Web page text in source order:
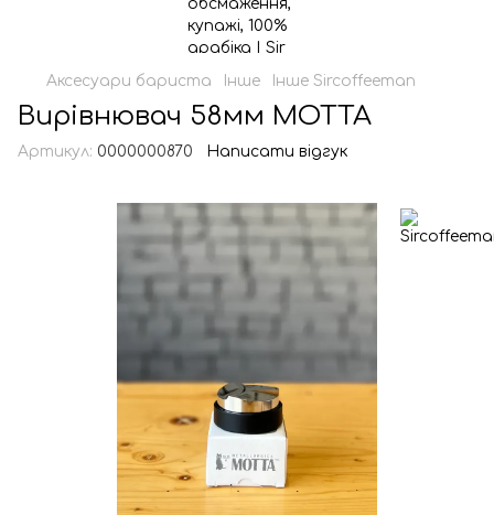
Аксесуари бариста Інше Інше Sircoffeeman
Вирівнювач 58мм МОТТА
Артикул: 0000000870 Написати відгук